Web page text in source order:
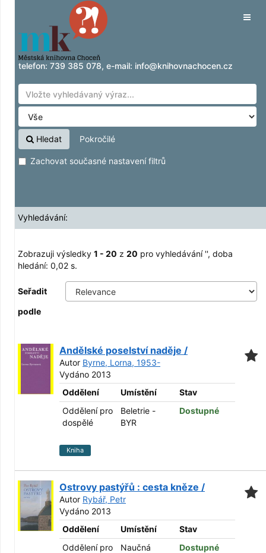
Zobrazuji výsledky1 - 20
Přeskočit na obsah
telefon: 739 385 078, e-mail: info@knihovnachocen.cz
Hledat Pokročilé
Zachovat současné nastavení filtrů
Vyhledávání:
Zobrazuji výsledky 1 - 20 z 20 pro vyhledávání '', doba
hledání: 0,02 s.
Seřadit
podle
Andělské poselství naděje /
Autor Byrne, Lorna, 1953-
Vydáno 2013
Oddělení
Umístění
Stav
Oddělení pro
dospělé
Beletrie -
BYR
Dostupné
Kniha
Ostrovy pastýřů : cesta kněze /
Autor Rybář, Petr
Vydáno 2013
Oddělení
Umístění
Stav
Oddělení pro
Naučná
Dostupné